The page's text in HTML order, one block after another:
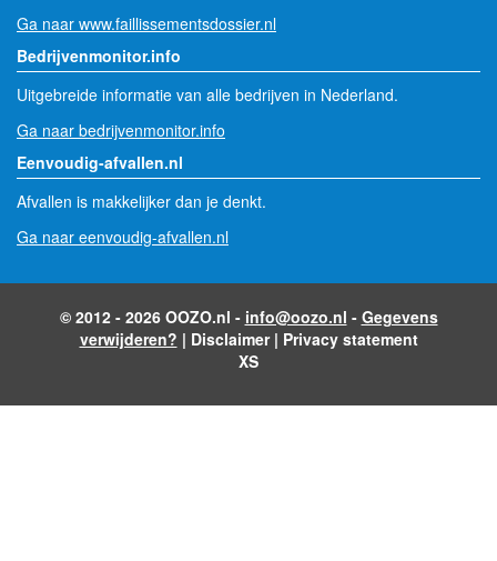
Ga naar www.faillissementsdossier.nl
Bedrijvenmonitor.info
Uitgebreide informatie van alle bedrijven in Nederland.
Ga naar bedrijvenmonitor.info
Eenvoudig-afvallen.nl
Afvallen is makkelijker dan je denkt.
Ga naar eenvoudig-afvallen.nl
© 2012 - 2026 OOZO.nl - info@oozo.nl - Gegevens
verwijderen? | Disclaimer| Privacy statement
XS